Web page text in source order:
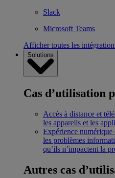
Slack
Microsoft Teams
Afficher toutes les
Solutions
Cas d’utilisation
Accès à distance et
les appareils et les
Expérience
les problèmes
qu’ils n’impactent la
Autres cas